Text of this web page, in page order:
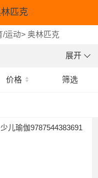
匹克
/运动> 奥林匹克
展开
价格 筛选
儿瑜伽9787544383691